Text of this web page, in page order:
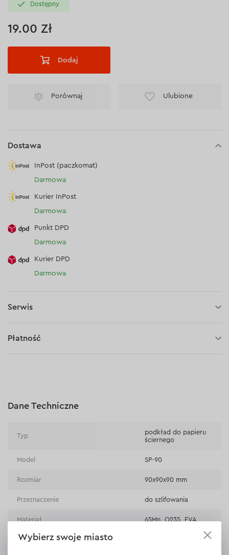
Dostępny
19.00 Zł
Dodaj
Porównaj Ulubione
Dostawa
InPost (paczkomat)
Darmowa
Kurier InPost
Darmowa
Punkt DPD
Darmowa
Kurier DPD
Darmowa
Serwis
Płatność
Płatność na rachunek bieżący (przelew tradycyjny)
Dane Techniczne
Typ
podkład do papieru
ściernego
Model SP-90
Rozmiar 90x90x90 mm
Przeznaczenie do szlifowania
Materiał 65Mn, Q235, EVA
Wybierz swoje miasto